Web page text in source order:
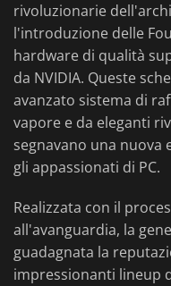
rivoluzionarie
l'introduzione delle
hardware di qualità
da NVIDIA. Queste
avanzato sistema di
vapore e da eleganti
segnavano una
gli appassionati di PC.
Realizzata con il
all'avanguardia, la
guadagnata la
impressionanti lineup